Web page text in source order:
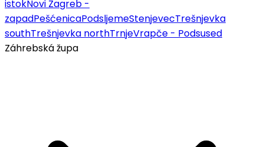
istokNovi Zagreb -
zapadPešćenicaPodsljemeStenjevecTrešnjevka
southTrešnjevka northTrnjeVrapče - Podsused
Záhrebská župa